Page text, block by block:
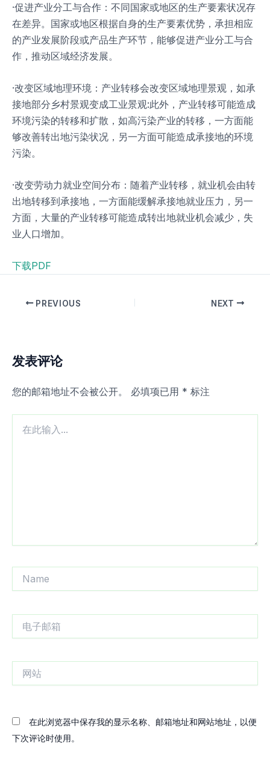
·促进产业分工与合作：不同国家或地区的生产要素状况存
在差异。国家或地区根据自身的生产要素优势，承担相应
的产业发展阶段或产品生产环节，能够促进产业分工与合
作，推动区域经济发展。
·改变区域地理环境：产业转移会改变区域地理景观，如承
接地部分乡村景观变成工业景观:此外，产业转移可能造成
环境污染的转移和扩散，如高污染产业的转移，一方面能
够改善转出地污染状况，另一方面可能造成承接地的环境
污染。
·改变劳动力就业空间分布：随着产业转移，就业机会由转
出地转移到承接地，一方面能缓解承接地就业压力，另一
方面，大量的产业转移可能造成转出地就业机会减少，失
业人口增加。
下载PDF
PREVIOUS NEXT
发表评论
您的邮箱地址不会被公开。 必填项已用 * 标注
在此浏览器中保存我的显示名称、邮箱地址和网站地址，以便
下次评论时使用。